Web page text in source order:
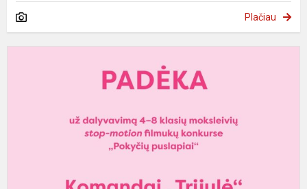
Plačiau